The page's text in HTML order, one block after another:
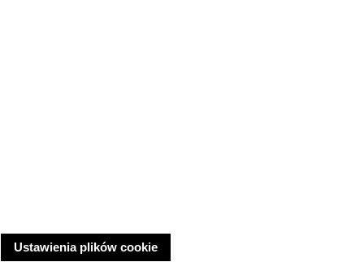
Ustawienia plików cookie